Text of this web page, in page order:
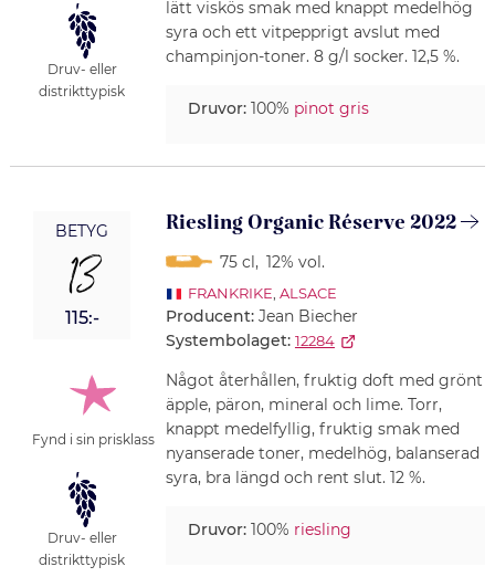
Druv- eller
distrikttypisk
lätt viskös smak med knappt medelhög
syra och ett vitpepprigt avslut med
champinjon-toner. 8 g/l socker. 12,5 %.
Druvor:100% pinot gris
BETYG
13
115:-
Fynd i sin prisklass
Druv- eller
distrikttypisk
Riesling Organic Réserve 2022
75 cl , 12% vol.
FRANKRIKE, ALSACE
Producent: Jean Biecher
Systembolaget: 12284
Något återhållen, fruktig doft med grönt
äpple, päron, mineral och lime. Torr,
knappt medelfyllig, fruktig smak med
nyanserade toner, medelhög, balanserad
syra, bra längd och rent slut. 12 %.
Druvor:100% riesling